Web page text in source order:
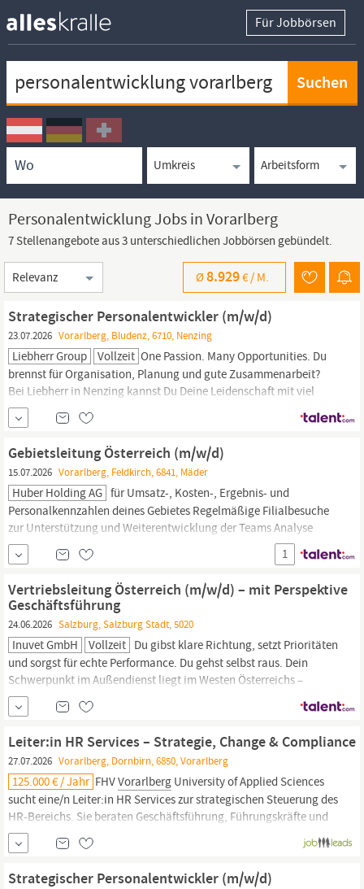
Für Jobbörsen
Ortssuche
Umkreissuche
Arbeitsform
Personalentwicklung Jobs in Vorarlberg
7 Stellenangebote aus 3 unterschiedlichen Jobbörsen gebündelt.
Sortierung
Ø8.929€ / M.
Strategischer Personalentwickler (m/w/d)
23.07.2026 Vorarlberg, Bludenz, 6710, Nenzing
Liebherr Group Vollzeit One Passion. Many Opportunities. Du
brennst für Organisation, Planung und gute Zusammenarbeit?
Bei Liebherr in Nenzing kannst Du Deine Leidenschaft mit viel
Vertrauen, Verantwortung und Weiterentwicklung ausleben und
aktiv mitgestalten. Lust Teil unserer zukünftigen Projekte in der
Personalentwicklung
Gebietsleitung Österreich (m/w/d)
15.07.2026 Vorarlberg, Feldkirch, 6841, Mäder
Huber Holding AG für Umsatz-, Kosten-, Ergebnis- und
Personalkennzahlen deines Gebietes Regelmäßige Filialbesuche
zur Unterstützung und Weiterentwicklung der Teams Analyse
relevanter Kennzahlen (BI-Systeme) und Ableitung von
Optimierungsmaßnahmen Personaleinsatzplanung sowie
Personalentwicklung
und Nachfolgeplanung
Sicherstellung von Visual-Merchandising- und
1
Vertriebsleitung Österreich (m/w/d) – mit Perspektive
Geschäftsführung
24.06.2026 Salzburg, Salzburg Stadt, 5020
Inuvet GmbH Vollzeit Du gibst klare Richtung, setzt Prioritäten
und sorgst für echte Performance. Du gehst selbst raus. Dein
Schwerpunkt im Außendienst liegt im Westen Österreichs –
Salzburg, Tirol, Vorarlberg.
behandelst Einwände souverän und zeigst, wie erfolgreiche
erkennst Markt...
Leiter:in HR Services – Strategie, Change & Compliance
27.07.2026 Vorarlberg, Dornbirn, 6850, Vorarlberg
125.000 € / Jahr FHVVorarlberg University of Applied Sciences
sucht eine/n Leiter:in HR Services zur strategischen Steuerung des
HR-Bereichs. Sie beraten Geschäftsführung, Führungskräfte und
Mitarbeitende in relevanten HR-Themen und gestalten die
Hochschule als attraktiven Arbeitgeber. Sie leiten das HR-
Services-Team, verantworten Prozesse, Recht &
Strategischer Personalentwickler (m/w/d)